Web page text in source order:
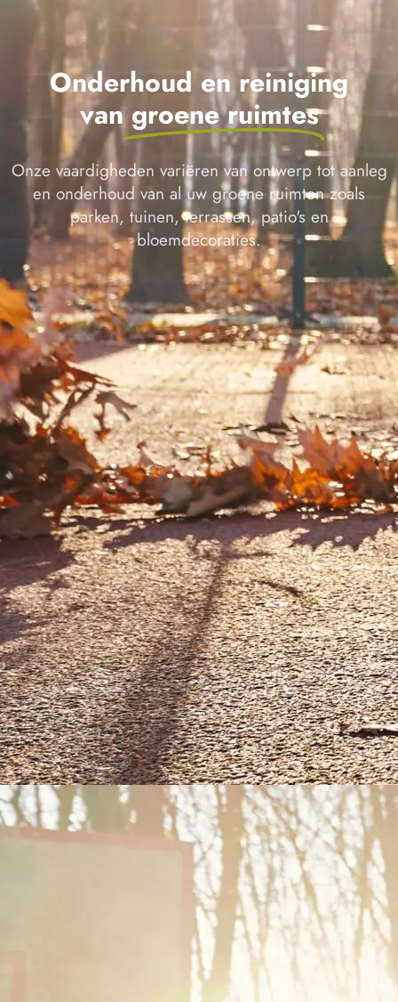
Onderhoud en reiniging
van groene ruimtes
Onze vaardigheden variëren van ontwerp tot aanleg
en onderhoud van al uw groene ruimten zoals
parken, tuinen, terrassen, patio's en
bloemdecoraties.